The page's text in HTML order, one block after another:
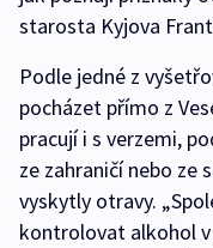
starosta Kyjova
Podle jedné z
pocházet přímo z
pracují i s verzemi,
ze zahraničí nebo ze
vyskytly otravy.
kontrolovat alkohol v